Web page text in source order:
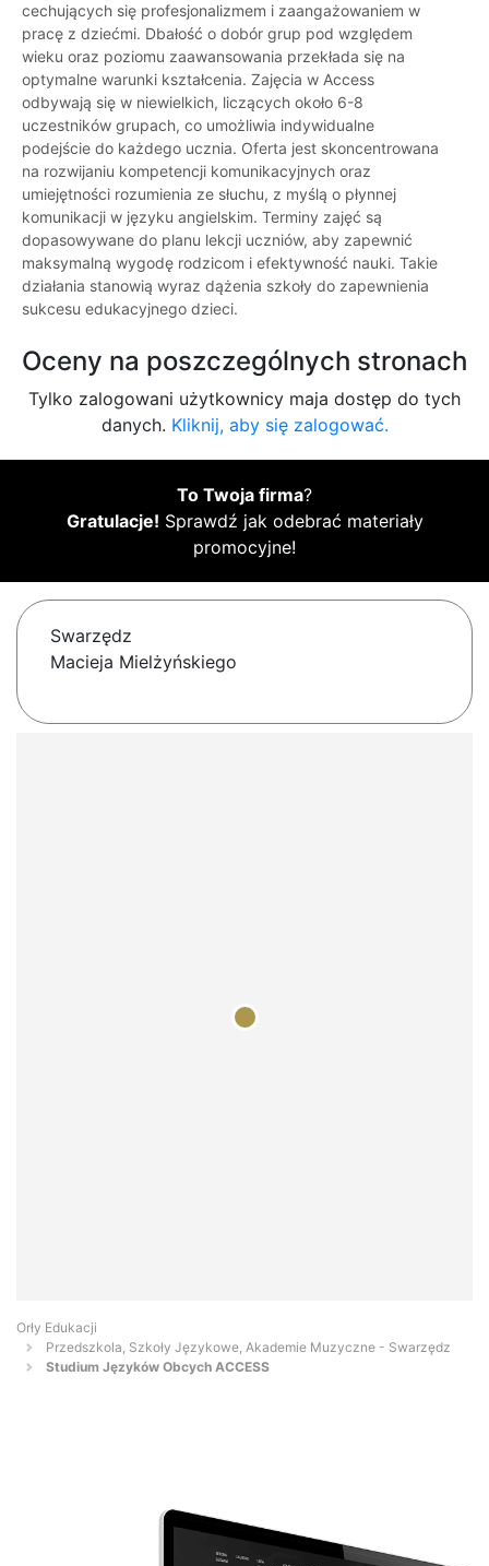
cechujących się profesjonalizmem i zaangażowaniem w
pracę z dziećmi. Dbałość o dobór grup pod względem
wieku oraz poziomu zaawansowania przekłada się na
optymalne warunki kształcenia. Zajęcia w Access
odbywają się w niewielkich, liczących około 6-8
uczestników grupach, co umożliwia indywidualne
podejście do każdego ucznia. Oferta jest skoncentrowana
na rozwijaniu kompetencji komunikacyjnych oraz
umiejętności rozumienia ze słuchu, z myślą o płynnej
komunikacji w języku angielskim. Terminy zajęć są
dopasowywane do planu lekcji uczniów, aby zapewnić
maksymalną wygodę rodzicom i efektywność nauki. Takie
działania stanowią wyraz dążenia szkoły do zapewnienia
sukcesu edukacyjnego dzieci.
Oceny na poszczególnych stronach
Tylko zalogowani użytkownicy maja dostęp do tych
danych. Kliknij, aby się zalogować.
To Twoja firma?
Gratulacje! Sprawdź jak odebrać materiały
promocyjne!
Swarzędz
Macieja Mielżyńskiego
Orły Edukacji
Przedszkola, Szkoły Językowe, Akademie Muzyczne - Swarzędz
Studium Języków Obcych ACCESS